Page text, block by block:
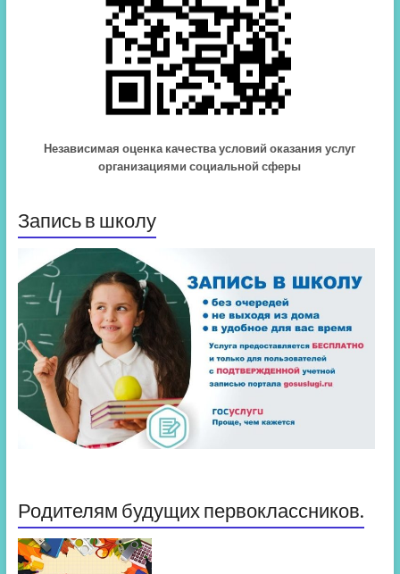
Независимая оценка качества условий оказания услуг
организациями социальной сферы
Запись в школу
Родителям будущих первоклассников.